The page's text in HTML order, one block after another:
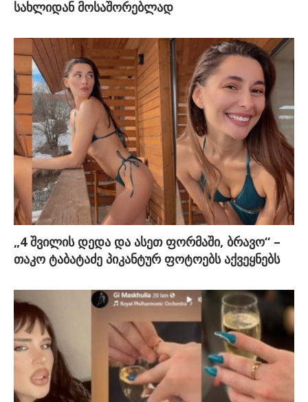
სახლიდან მოსაშორებლად
„4 შვილის დედა და ასეთ ფორმაში, ბრავო“ –
თაკო ტაბატაძე პიკანტურ ფოტოებს აქვეყნებს